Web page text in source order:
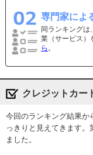
専門家によ
同ランキングは、
業（サービス）
ら 。
クレジットカー
今回のランキング結果か
っきりと見えてきます
ました。